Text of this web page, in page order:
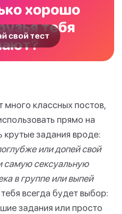
хорошо
тебя
свой тест
много классных постов,
прямо на
крутые задания вроде:
или допей свой
самую сексуальную
в группе или выпей
всегда будет выбор:
задания или просто